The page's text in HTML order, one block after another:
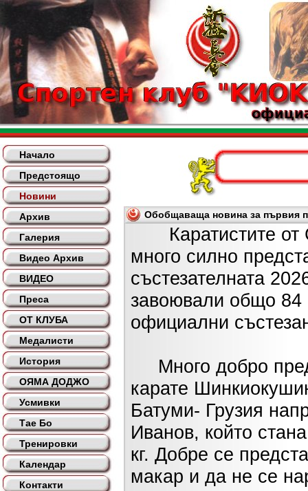
Начало
Предстоящо
Новини
Архив
Галерия
Видео Архив
ВИДЕО
Преса
ОТ КЛУБА
Медалисти
История
ОЯМА ДОДЖО
Усмивки
Тае Бо
Тренировки
Календар
Контакти
Обобщаваща новина за първия
Каратистите от
много силно
състезателната
завоювали общо 84
официални
Много добро
карате
Батуми- Грузия
Иванов, който
кг. Добре се
макар и да не се